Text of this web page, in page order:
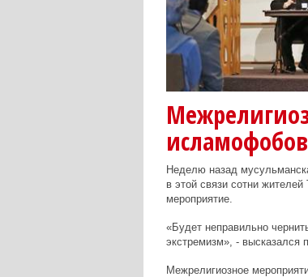
исламофобов
Неделю назад
в этой связи сотни
мероприятие.
«Будет неправильно
экстремизм», - высказался
Межрелигиозное